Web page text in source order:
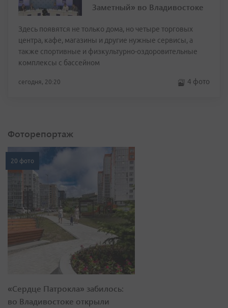
Заметный» во Владивостоке
Здесь появятся не только дома, но четыре торговых
центра, кафе, магазины и другие нужные сервисы, а
также спортивные и физкультурно-оздоровительные
комплексы с бассейном
сегодня, 20:20 4 фото
Фоторепортаж
20 фото
«Сердце Патрокла» забилось:
во Владивостоке открыли